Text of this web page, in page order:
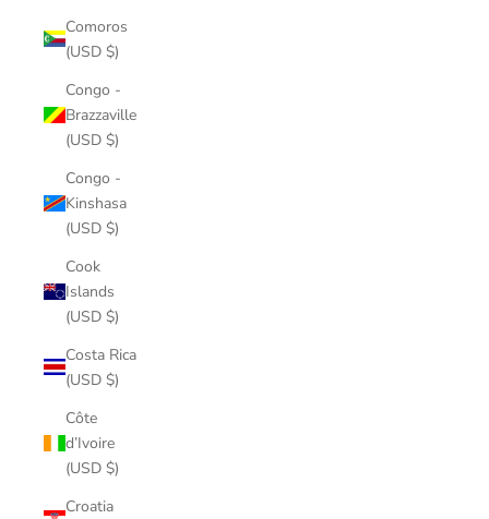
Comoros
(USD $)
Congo -
Brazzaville
(USD $)
Congo -
Kinshasa
(USD $)
Cook
Islands
(USD $)
Costa Rica
(USD $)
Côte
d’Ivoire
(USD $)
Croatia